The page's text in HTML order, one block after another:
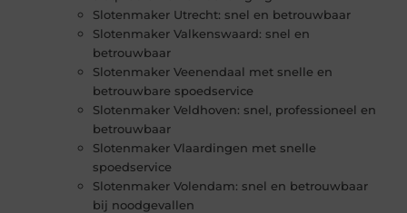
Slotenmaker Utrecht: snel en betrouwbaar
Slotenmaker Valkenswaard: snel en
betrouwbaar
Slotenmaker Veenendaal met snelle en
betrouwbare spoedservice
Slotenmaker Veldhoven: snel, professioneel en
betrouwbaar
Slotenmaker Vlaardingen met snelle
spoedservice
Slotenmaker Volendam: snel en betrouwbaar
bij noodgevallen